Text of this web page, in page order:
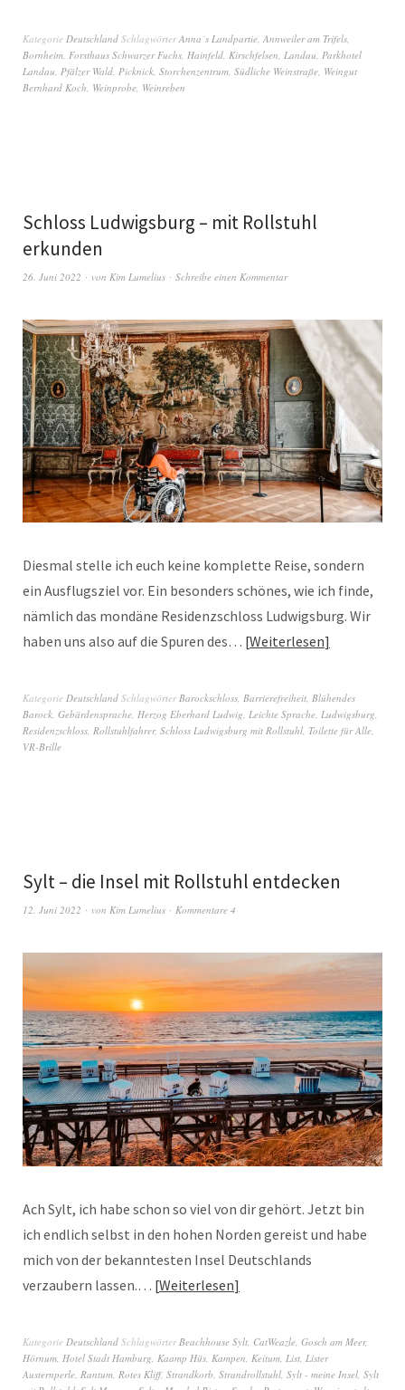
Kategorie Deutschland SchlagwörterAnna´s Landpartie Annweiler am Trifels
Bornheim Forsthaus Schwarzer Fuchs Hainfeld Kirschfelsen Landau Parkhotel
Landau Pfälzer Wald Picknick Storchenzentrum Südliche Weinstraße Weingut
Bernhard Koch Weinprobe Weinreben
Schloss Ludwigsburg – mit Rollstuhl
erkunden
26. Juni 2022 von Kim Lumelius Schreibe einen Kommentar
Diesmal stelle ich euch keine komplette Reise, sondern
ein Ausflugsziel vor. Ein besonders schönes, wie ich finde,
nämlich das mondäne Residenzschloss Ludwigsburg. Wir
haben uns also auf die Spuren des… Weiterlesen
Kategorie Deutschland SchlagwörterBarockschloss, Barrierefreiheit, Blühendes
Barock, Gebärdensprache, Herzog Eberhard Ludwig, Leichte Sprache, Ludwigsburg,
Residenzschloss, Rollstuhlfahrer, Schloss Ludwigsburg mit Rollstuhl, Toilette für Alle,
VR-Brille
Sylt – die Insel mit Rollstuhl entdecken
12. Juni 2022 von Kim Lumelius Kommentare 4
Ach Sylt, ich habe schon so viel von dir gehört. Jetzt bin
ich endlich selbst in den hohen Norden gereist und habe
mich von der bekanntesten Insel Deutschlands
verzaubern lassen.… Weiterlesen
Kategorie Deutschland SchlagwörterBeachhouse Sylt, CatWeazle, Gosch am Meer,
Hörnum, Hotel Stadt Hamburg, Kaamp Hüs, Kampen, Keitum, List, Lister
Austernperle, Rantum, Rotes Kliff, Strandkorb, Strandrollstuhl, Sylt - meine Insel, Sylt